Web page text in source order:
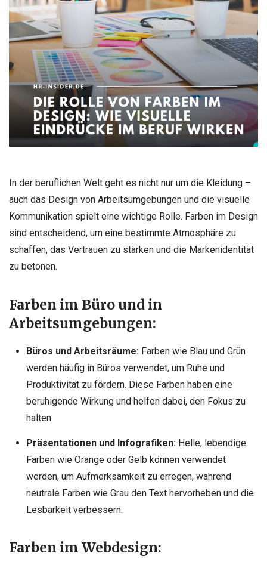
In der beruflichen Welt geht es nicht nur um die Kleidung –
auch das Design von Arbeitsumgebungen und die visuelle
Kommunikation spielt eine wichtige Rolle. Farben im Design
sind entscheidend, um eine bestimmte Atmosphäre zu
schaffen, das Vertrauen zu stärken und die Markenidentität
zu betonen.
Farben im Büro und in
Arbeitsumgebungen:
Büros und Arbeitsräume:Farben wie Blau und Grün
werden häufig in Büros verwendet, um Ruhe und
Produktivität zu fördern. Diese Farben haben eine
beruhigende Wirkung und helfen dabei, den Fokus zu
halten.
Präsentationen und Infografiken:Helle, lebendige
Farben wie Orange oder Gelb können verwendet
werden, um Aufmerksamkeit zu erregen, während
neutrale Farben wie Grau den Text hervorheben und die
Lesbarkeit verbessern.
Farben im Webdesign: